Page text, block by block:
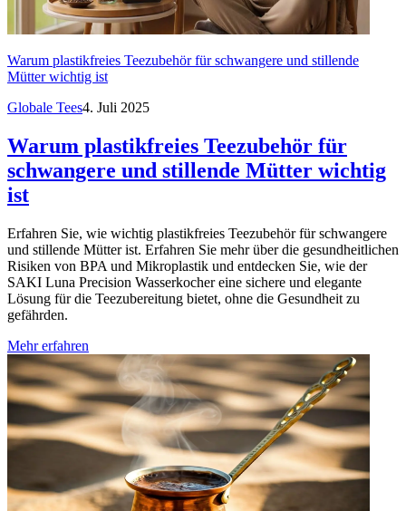
Warum plastikfreies Teezubehör für schwangere und stillende
Mütter wichtig ist
Globale Tees4. Juli 2025
Warum plastikfreies Teezubehör für
schwangere und stillende Mütter wichtig
ist
Erfahren Sie, wie wichtig plastikfreies Teezubehör für schwangere
und stillende Mütter ist. Erfahren Sie mehr über die gesundheitlichen
Risiken von BPA und Mikroplastik und entdecken Sie, wie der
SAKI Luna Precision Wasserkocher eine sichere und elegante
Lösung für die Teezubereitung bietet, ohne die Gesundheit zu
gefährden.
Mehr erfahren